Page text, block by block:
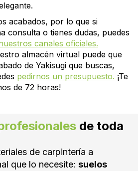
acabados, por lo que si
consulta o tienes dudas, puedes
canales oficiales.
almacén virtual puede que
de Yakisugi que buscas,
pedirnos un presupuesto. ¡Te
de 72 horas!
de toda
de carpintería a
que lo necesite: suelos